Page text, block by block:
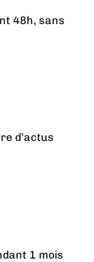
48h, sans
d’actus
1 mois